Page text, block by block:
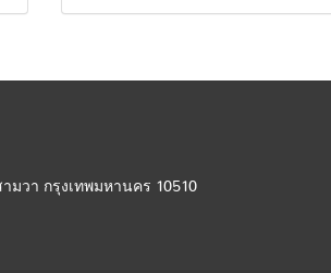
วา กรุงเทพมหานคร 10510